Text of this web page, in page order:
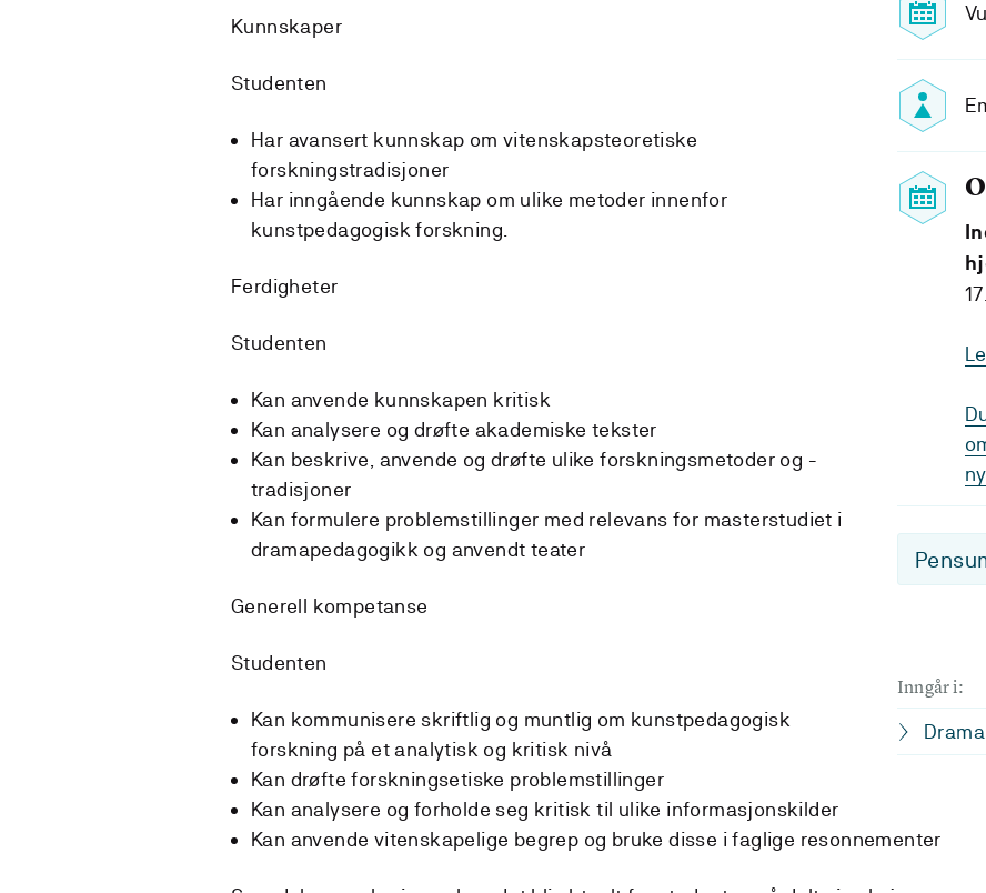
Inngår i:
Kunnskaper
Studenten
Har avansert kunnskap om vitenskapsteoretiske
forskningstradisjoner
Har inngående kunnskap om ulike metoder innenfor
kunstpedagogisk forskning.
Ferdigheter
Studenten
Kan anvende kunnskapen kritisk
Kan analysere og drøfte akademiske tekster
Kan beskrive, anvende og drøfte ulike forskningsmetoder og -
tradisjoner
Kan formulere problemstillinger med relevans for masterstudiet i
dramapedagogikk og anvendt teater
Generell kompetanse
Studenten
Kan kommunisere skriftlig og muntlig om kunstpedagogisk
forskning på et analytisk og kritisk nivå
Kan drøfte forskningsetiske problemstillinger
Kan analysere og forholde seg kritisk til ulike informasjonskilder
Kan anvende vitenskapelige begrep og bruke disse i faglige resonnementer